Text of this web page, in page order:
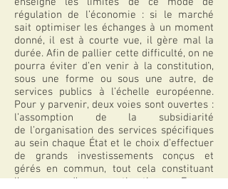
régulation de l’économie : si le marché
sait optimiser les échanges à un moment
donné, il est à courte vue, il gère mal la
durée. Afin de pallier cette difficulté, on ne
pourra éviter d’en venir à la constitution,
sous une forme ou sous une autre, de
services publics à l’échelle européenne.
Pour y parvenir, deux voies sont ouvertes :
l’assomption de la subsidiarité
de l’organisation des services spécifiques
au sein chaque État et le choix d’effectuer
de grands investissements conçus et
gérés en commun, tout cela constituant
l’amorce d’une authentique Europe